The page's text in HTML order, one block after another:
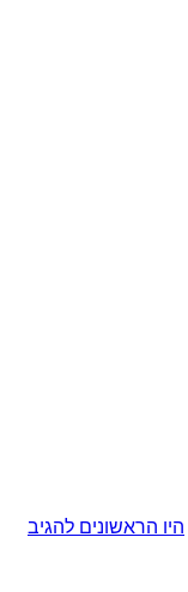
היו הראשונים להגיב